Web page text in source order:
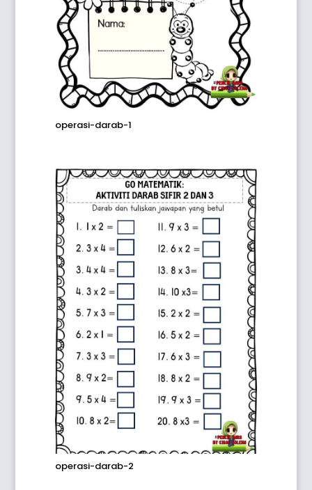
operasi-darab-1
operasi-darab-2